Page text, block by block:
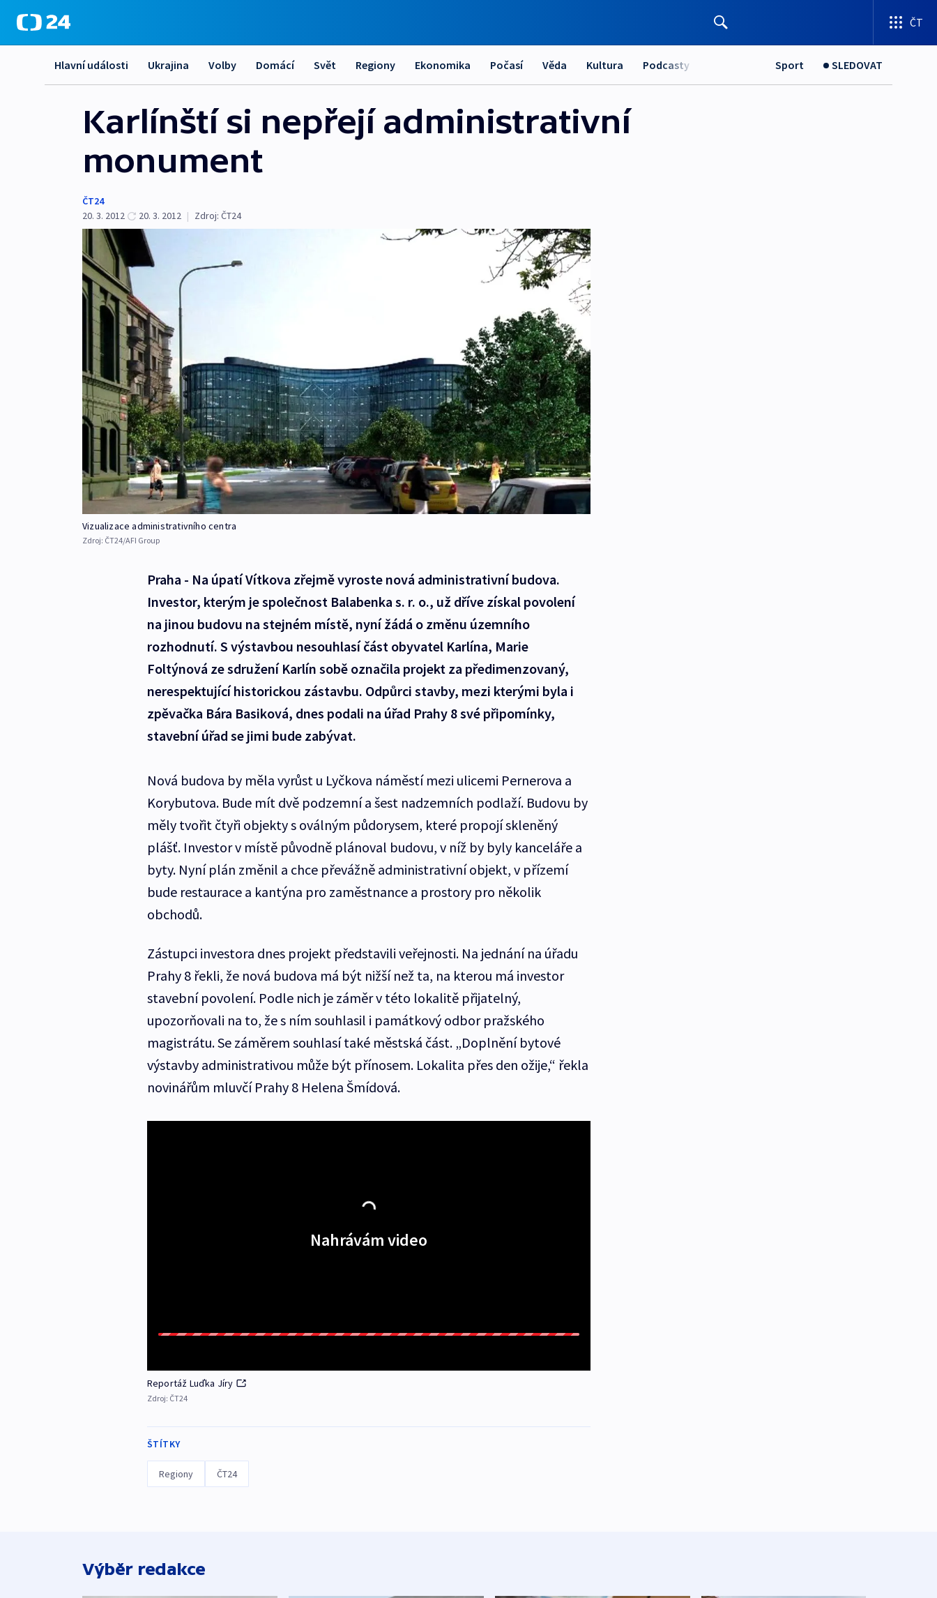
ČT
Hlavní události Ukrajina Volby Domácí Svět Regiony Ekonomika Počasí Věda Kultura Podcasty Sport SLEDOVAT
Karlínští si nepřejí administrativní
monument
ČT24
20. 3. 2012
20. 3. 2012 | Zdroj: ČT24
Vizualizace administrativního centra
Zdroj: ČT24/AFI Group
Praha - Na úpatí Vítkova zřejmě vyroste nová administrativní budova.
Investor, kterým je společnost Balabenka s. r. o., už dříve získal povolení
na jinou budovu na stejném místě, nyní žádá o změnu územního
rozhodnutí. S výstavbou nesouhlasí část obyvatel Karlína, Marie
Foltýnová ze sdružení Karlín sobě označila projekt za předimenzovaný,
nerespektující historickou zástavbu. Odpůrci stavby, mezi kterými byla i
zpěvačka Bára Basiková, dnes podali na úřad Prahy 8 své připomínky,
stavební úřad se jimi bude zabývat.
Nová budova by měla vyrůst u Lyčkova náměstí mezi ulicemi Pernerova a
Korybutova. Bude mít dvě podzemní a šest nadzemních podlaží. Budovu by
měly tvořit čtyři objekty s oválným půdorysem, které propojí skleněný
plášť. Investor v místě původně plánoval budovu, v níž by byly kanceláře a
byty. Nyní plán změnil a chce převážně administrativní objekt, v přízemí
bude restaurace a kantýna pro zaměstnance a prostory pro několik
obchodů.
Zástupci investora dnes projekt představili veřejnosti. Na jednání na úřadu
Prahy 8 řekli, že nová budova má být nižší než ta, na kterou má investor
stavební povolení. Podle nich je záměr v této lokalitě přijatelný,
upozorňovali na to, že s ním souhlasil i památkový odbor pražského
magistrátu. Se záměrem souhlasí také městská část. „Doplnění bytové
výstavby administrativou může být přínosem. Lokalita přes den ožije,“ řekla
novinářům mluvčí Prahy 8 Helena Šmídová.
Nahrávám video
Reportáž Luďka Jíry
Zdroj: ČT24
ŠTÍTKY
Regiony ČT24
Výběr redakce